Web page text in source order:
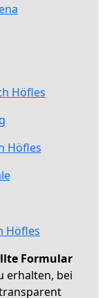
Höfles
Höfles
Höfles
Formular
erhalten, bei